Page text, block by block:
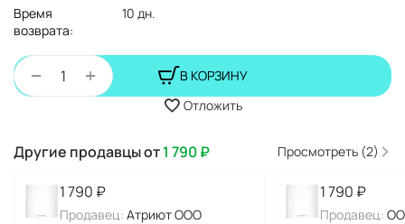
Время
возврата:
10 дн.
+
−
В КОРЗИНУ
Отложить
Другие продавцы от1 790₽ Просмотреть (2)
1 790 ₽
Продавец: Атриют ООО
1 790 ₽
Продавец: